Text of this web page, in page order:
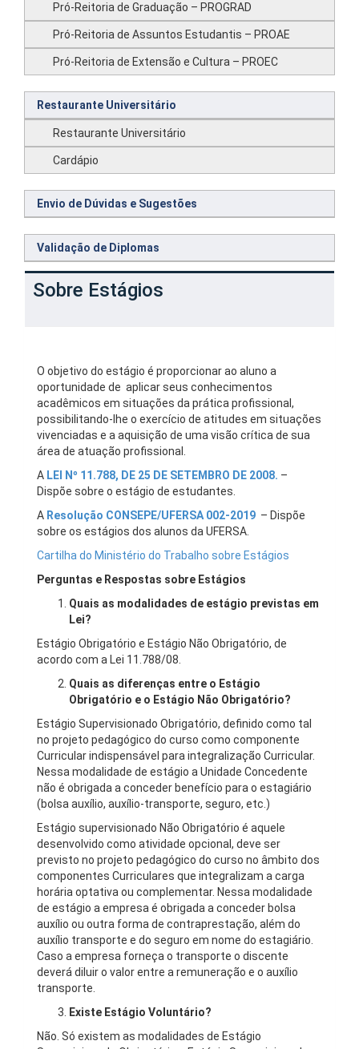
Pró-Reitoria de Graduação – PROGRAD
Pró-Reitoria de Assuntos Estudantis – PROAE
Pró-Reitoria de Extensão e Cultura – PROEC
Restaurante Universitário
Restaurante Universitário
Cardápio
Envio de Dúvidas e Sugestões
Validação de Diplomas
Sobre Estágios
O objetivo do estágio é proporcionar ao aluno a
oportunidade de aplicar seus conhecimentos
acadêmicos em situações da prática profissional,
possibilitando-lhe o exercício de atitudes em situações
vivenciadas e a aquisição de uma visão crítica de sua
área de atuação profissional.
A LEI Nº 11.788, DE 25 DE SETEMBRO DE 2008. –
Dispõe sobre o estágio de estudantes.
A Resolução CONSEPE/UFERSA 002-2019 – Dispõe
sobre os estágios dos alunos da UFERSA.
Cartilha do Ministério do Trabalho sobre Estágios
Perguntas e Respostas sobre Estágios
Quais as modalidades de estágio previstas em
Lei?
Estágio Obrigatório e Estágio Não Obrigatório, de
acordo com a Lei 11.788/08.
Quais as diferenças entre o Estágio
Obrigatório e o Estágio Não Obrigatório?
Estágio Supervisionado Obrigatório, definido como tal
no projeto pedagógico do curso como componente
Curricular indispensável para integralização Curricular.
Nessa modalidade de estágio a Unidade Concedente
não é obrigada a conceder benefício para o estagiário
(bolsa auxílio, auxílio-transporte, seguro, etc.)
Estágio supervisionado Não Obrigatório é aquele
desenvolvido como atividade opcional, deve ser
previsto no projeto pedagógico do curso no âmbito dos
componentes Curriculares que integralizam a carga
horária optativa ou complementar. Nessa modalidade
de estágio a empresa é obrigada a conceder bolsa
auxílio ou outra forma de contraprestação, além do
auxílio transporte e do seguro em nome do estagiário.
Caso a empresa forneça o transporte o discente
deverá diluir o valor entre a remuneração e o auxílio
transporte.
Existe Estágio Voluntário?
Não. Só existem as modalidades de Estágio